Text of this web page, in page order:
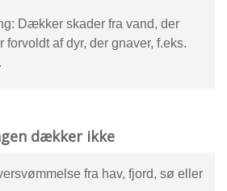
Dækker skader fra vand, der
forvoldt af dyr, der gnaver, f.eks.
dækker ikke
fra hav, fjord, sø eller